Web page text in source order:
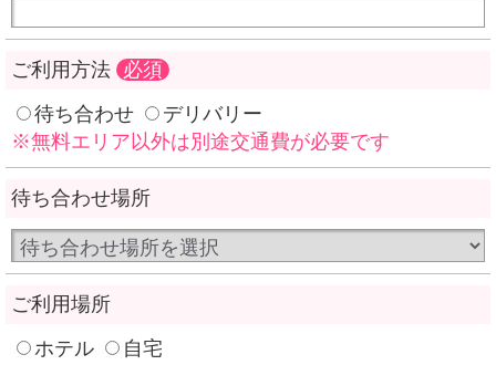
ご利用方法 必須
待ち合わせ
デリバリー
※無料エリア以外は別途交通費が必要です
待ち合わせ場所
ご利用場所
ホテル
自宅